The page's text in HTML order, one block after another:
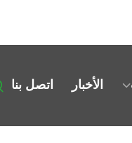
الأخبار اتصل بنا